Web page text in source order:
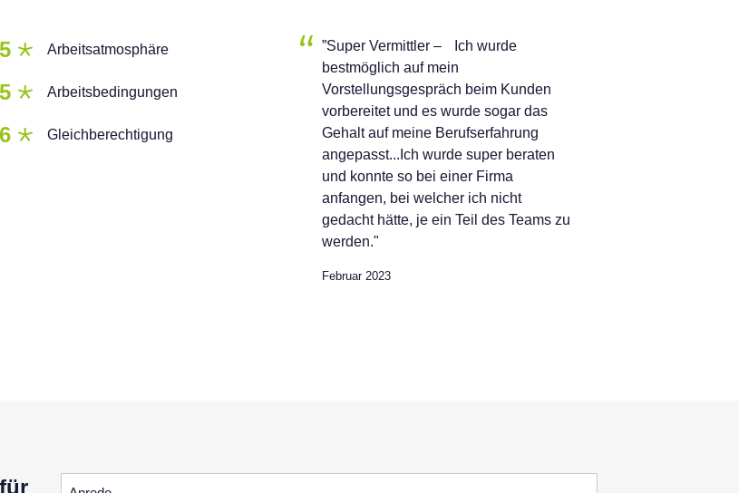
Arbeitsatmosphäre
Arbeitsbedingungen
Gleichberechtigung
”Super Vermittler – Ich wurde
bestmöglich auf mein
Vorstellungsgespräch beim Kunden
vorbereitet und es wurde sogar das
Gehalt auf meine Berufserfahrung
angepasst...Ich wurde super beraten
und konnte so bei einer Firma
anfangen, bei welcher ich nicht
gedacht hätte, je ein Teil des Teams zu
werden."
Februar 2023